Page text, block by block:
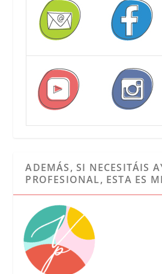
ADEMÁS, SI NECESITÁIS
PROFESIONAL, ESTA ES